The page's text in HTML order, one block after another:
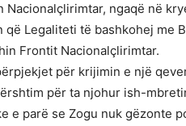
ngaqë në
Legaliteti të bashkohej me
Frontit Nacionalçlirimtar.
për krijimin e një
për ta njohur ish-
e parë se Zogu nuk gëzonte